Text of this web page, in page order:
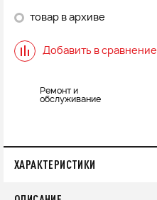
товар в архиве
Добавить в сравнение
Ремонт и
обслуживание
ХАРАКТЕРИСТИКИ